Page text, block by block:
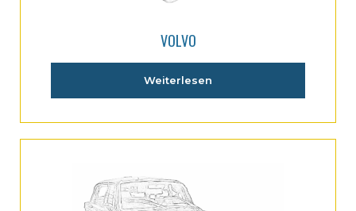
VOLVO
Weiterlesen